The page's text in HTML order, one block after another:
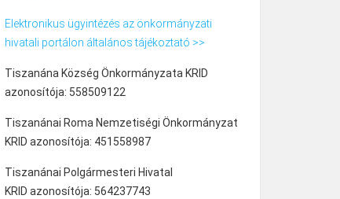
Elektronikus ügyintézés az önkormányzati
hivatali portálon általános tájékoztató >>
Tiszanána Község Önkormányzata KRID
azonosítója: 558509122
Tiszanánai Roma Nemzetiségi Önkormányzat
KRID azonosítója: 451558987
Tiszanánai Polgármesteri Hivatal
KRID azonosítója: 564237743